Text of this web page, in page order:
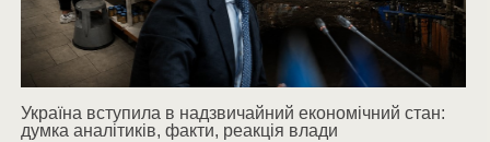
Україна вступила в надзвичайний економічний стан:
думка аналітиків, факти, реакція влади